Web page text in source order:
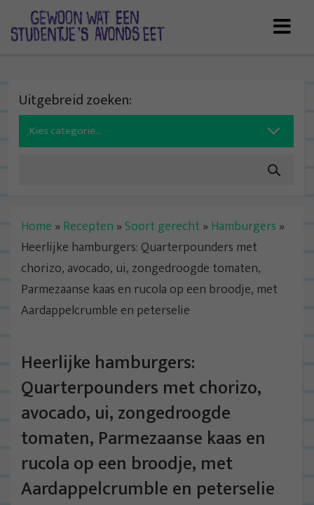
Uitgebreid zoeken:
Search
for:
Home » Recepten » Soort gerecht» Hamburgers »
Heerlijke hamburgers: Quarterpounders met
chorizo, avocado, ui, zongedroogde tomaten,
Parmezaanse kaas en rucola op een broodje, met
Aardappelcrumble en peterselie
Heerlijke hamburgers:
Quarterpounders met chorizo,
avocado, ui, zongedroogde
tomaten, Parmezaanse kaas en
rucola op een broodje, met
Aardappelcrumble en peterselie